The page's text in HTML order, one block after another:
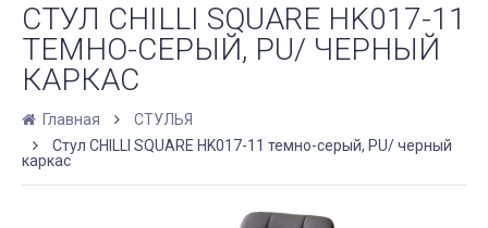
СТУЛ CHILLI SQUARE HK017-11
ТЕМНО-СЕРЫЙ, PU/ ЧЕРНЫЙ
КАРКАС
Главная
СТУЛЬЯ
Стул CHILLI SQUARE HK017-11 темно-серый, PU/ черный
каркас